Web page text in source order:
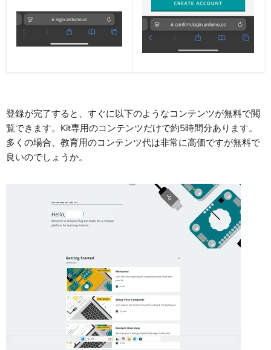
登録が完了すると、すぐに以下のようなコンテンツが無料で閲
覧できます。Kit専用のコンテンツだけで約5時間分あります。
多くの場合、教育用のコンテンツ代は非常に高価ですが無料で
良いのでしょうか。